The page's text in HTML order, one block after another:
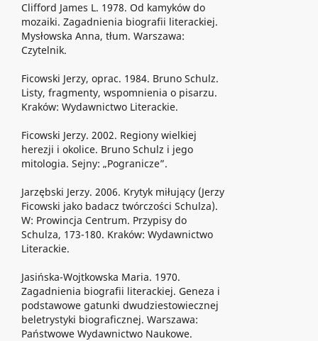
Clifford James L. 1978. Od kamyków do
mozaiki. Zagadnienia biografii literackiej.
Mysłowska Anna, tłum. Warszawa:
Czytelnik.
Ficowski Jerzy, oprac. 1984. Bruno Schulz.
Listy, fragmenty, wspomnienia o pisarzu.
Kraków: Wydawnictwo Literackie.
Ficowski Jerzy. 2002. Regiony wielkiej
herezji i okolice. Bruno Schulz i jego
mitologia. Sejny: „Pogranicze”.
Jarzębski Jerzy. 2006. Krytyk miłujący (Jerzy
Ficowski jako badacz twórczości Schulza).
W: Prowincja Centrum. Przypisy do
Schulza, 173-180. Kraków: Wydawnictwo
Literackie.
Jasińska-Wojtkowska Maria. 1970.
Zagadnienia biografii literackiej. Geneza i
podstawowe gatunki dwudziestowiecznej
beletrystyki biograficznej. Warszawa:
Państwowe Wydawnictwo Naukowe.